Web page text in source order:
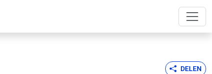
DELEN